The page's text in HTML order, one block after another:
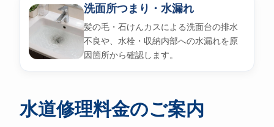
洗面所つまり・水漏れ
髪の毛・石けんカスによる洗面台の排水
不良や、水栓・収納内部への水漏れを原
因箇所から確認します。
水道修理料金のご案内